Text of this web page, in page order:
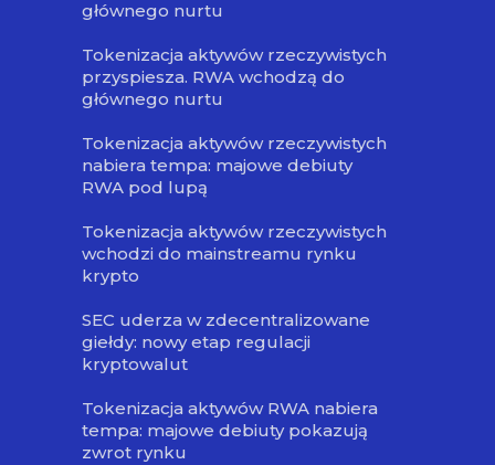
głównego nurtu
Tokenizacja aktywów rzeczywistych
przyspiesza. RWA wchodzą do
głównego nurtu
Tokenizacja aktywów rzeczywistych
nabiera tempa: majowe debiuty
RWA pod lupą
Tokenizacja aktywów rzeczywistych
wchodzi do mainstreamu rynku
krypto
SEC uderza w zdecentralizowane
giełdy: nowy etap regulacji
kryptowalut
Tokenizacja aktywów RWA nabiera
tempa: majowe debiuty pokazują
zwrot rynku